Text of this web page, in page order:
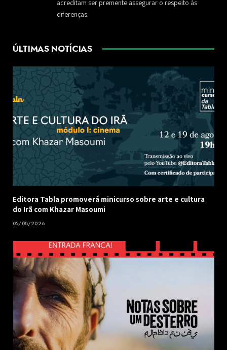
acreditam ser premente assegurar o respeito às
diferenças.
ÚLTIMAS NOTÍCIAS
Editora Tabla promoverá minicurso sobre arte e cultura
do Irã com Khazar Masoumi
05/08/2026